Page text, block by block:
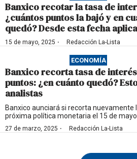
Banxico recotar la tasa de
¿cuántos puntos la bajó y en
quedó? Desde esta fecha aplica
15 de mayo, 2025 · Redacción La-Lista
ECONOMÍA
Banxico recorta tasa de
puntos: ¿en cuánto quedó?
analistas
Banxico aunciará si recorta nuevamente
próxima política monetaria el 15 de mayo.
27 de marzo, 2025 · Redacción La-Lista